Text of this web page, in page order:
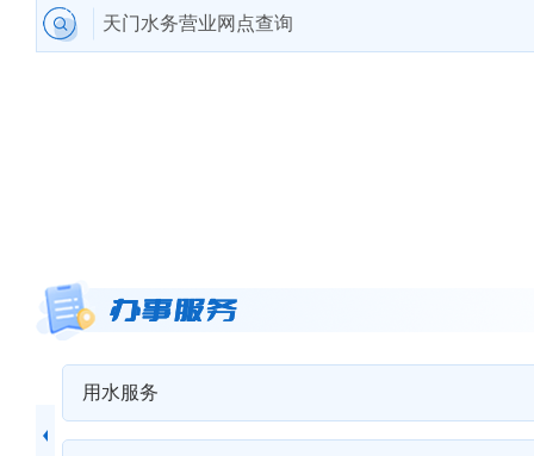
天门水务营业网点查询
用水服务